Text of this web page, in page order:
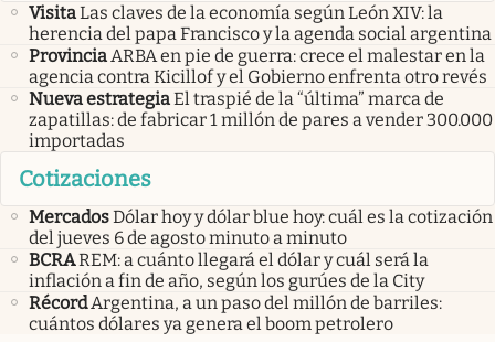
VisitaLas claves de la economía según León XIV: la
herencia del papa Francisco y la agenda social argentina
ProvinciaARBA en pie de guerra: crece el malestar en la
agencia contra Kicillof y el Gobierno enfrenta otro revés
Nueva estrategiaEl traspié de la “última” marca de
zapatillas: de fabricar 1 millón de pares a vender 300.000
importadas
Cotizaciones
MercadosDólar hoy y dólar blue hoy: cuál es la cotización
del jueves 6 de agosto minuto a minuto
BCRAREM: a cuánto llegará el dólar y cuál será la
inflación a fin de año, según los gurúes de la City
RécordArgentina, a un paso del millón de barriles:
cuántos dólares ya genera el boom petrolero